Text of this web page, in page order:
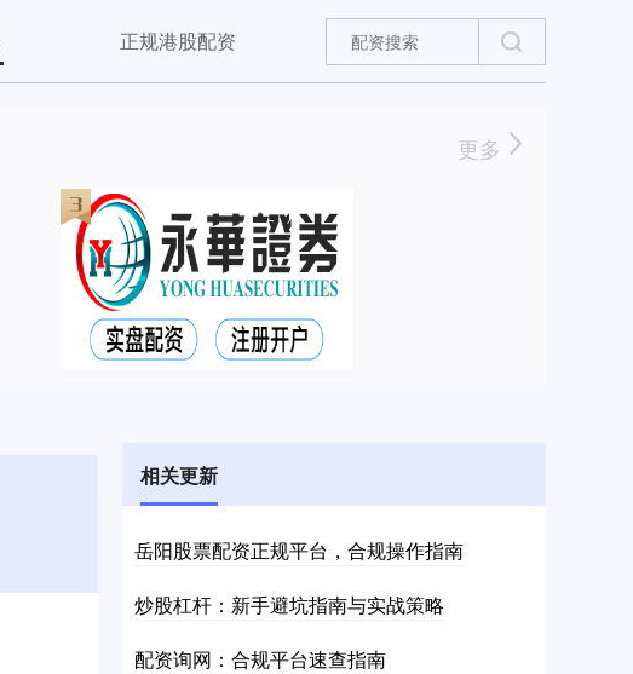
正规港股配资
更多
相关更新
岳阳股票配资正规平台，合规操作指南
炒股杠杆：新手避坑指南与实战策略
配资询网：合规平台速查指南